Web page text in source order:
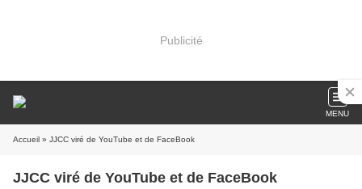
Publicité
MENU
Accueil » JJCC viré de YouTube et de FaceBook
JJCC viré de YouTube et de FaceBook